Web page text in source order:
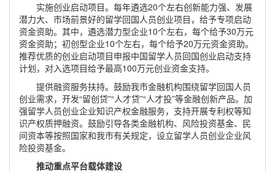
实施创业启动项目。每年遴选20个左右创新能力强、发展
潜力大、市场前景好的留学回国人员创业项目，给予专项启动
资金资助。其中，遴选潜力型企业10个左右，每个给予30万元
资金资助；初创型企业10个左右，每个给予20万元资金资助。
推荐优质的创业启动项目申报中国留学人员回国创业启动支持
计划，对入选项目给予最高100万元创业资金支持。
提供融资服务扶持。鼓励我市金融机构围绕留学回国人员
创业需求，开发“留创贷”“人才贷”“人才投”等金融创新产品。加
强留学人员创业企业知识产权金融服务，支持开展专利权等知
识产权质押融资。鼓励引导各类金融机构、风险投资基金、民
间资本等按照国家和我市有关规定，设立留学人员创业企业风
险投资基金。
推动重点平台载体建设